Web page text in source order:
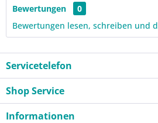
Bewertungen
0
Bewertungen lesen, schreiben und
Servicetelefon
Shop Service
Informationen